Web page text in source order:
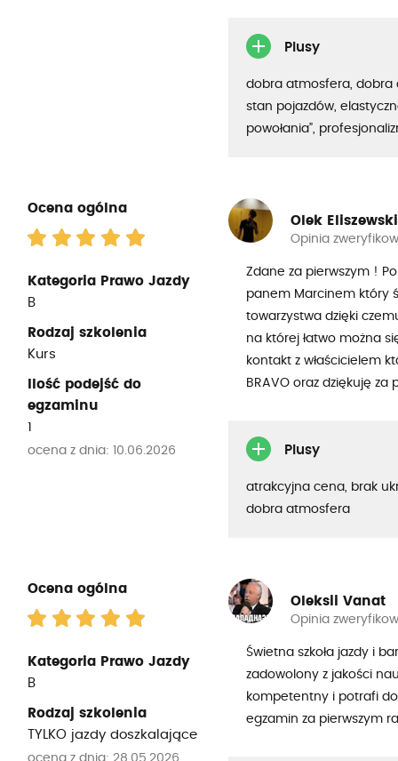
Plusy
dobra atmosfera, dobra
stan pojazdów,
powołania”,
Ocena ogólna
Kategoria Prawo Jazdy
B
Rodzaj szkolenia
Kurs
Ilość podejść do
egzaminu
1
ocena z dnia: 10.06.2026
Olek Eliszewski
Opinia
Zdane za pierwszym !
panem Marcinem który
towarzystwa dzięki
na której łatwo można
kontakt z właścicielem
BRAVO oraz dziękuję
Plusy
atrakcyjna cena, brak
dobra atmosfera
Ocena ogólna
Kategoria Prawo Jazdy
B
Rodzaj szkolenia
TYLKO jazdy doszkalające
ocena z dnia: 28.05.2026
Oleksii Vanat
Opinia
Świetna szkoła jazdy i
zadowolony z jakości
kompetentny i potrafi
egzamin za pierwszym